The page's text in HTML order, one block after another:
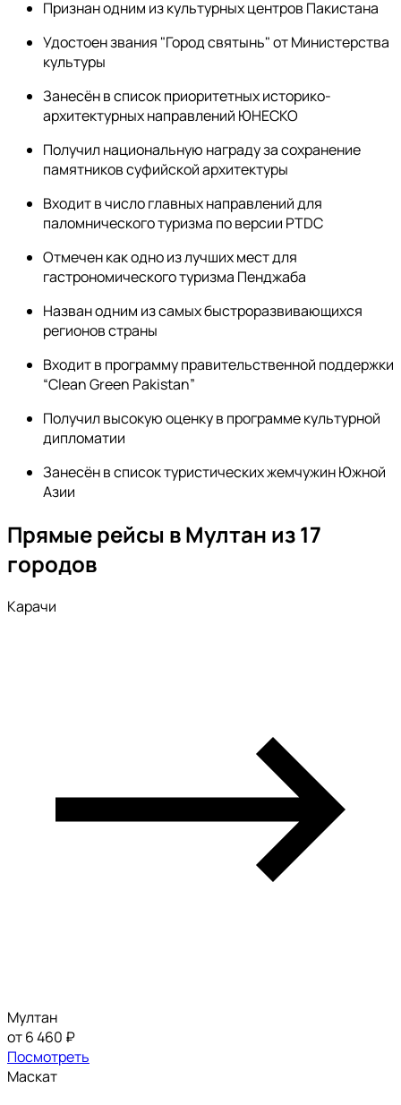
Признан одним из культурных центров Пакистана
Удостоен звания "Город святынь" от Министерства
культуры
Занесён в список приоритетных историко-
архитектурных направлений ЮНЕСКО
Получил национальную награду за сохранение
памятников суфийской архитектуры
Входит в число главных направлений для
паломнического туризма по версии PTDC
Отмечен как одно из лучших мест для
гастрономического туризма Пенджаба
Назван одним из самых быстроразвивающихся
регионов страны
Входит в программу правительственной поддержки
“Clean Green Pakistan”
Получил высокую оценку в программе культурной
дипломатии
Занесён в список туристических жемчужин Южной
Азии
Прямые рейсы в Мултан из 17
городов
Карачи
Мултан
от 6 460 ₽
Посмотреть
Маскат